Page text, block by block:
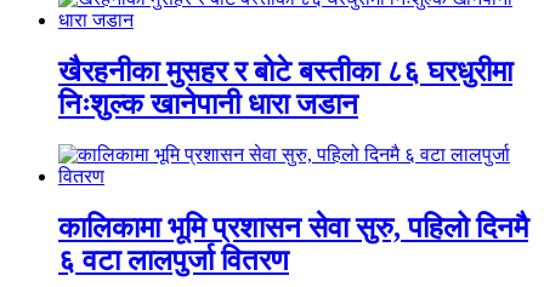
खैरहनीका मुसहर र बोटे बस्तीका ८६ घरधुरीमा
निःशुल्क खानेपानी धारा जडान
कालिकामा भूमि प्रशासन सेवा सुरु, पहिलो दिनमै
६ वटा लालपुर्जा वितरण